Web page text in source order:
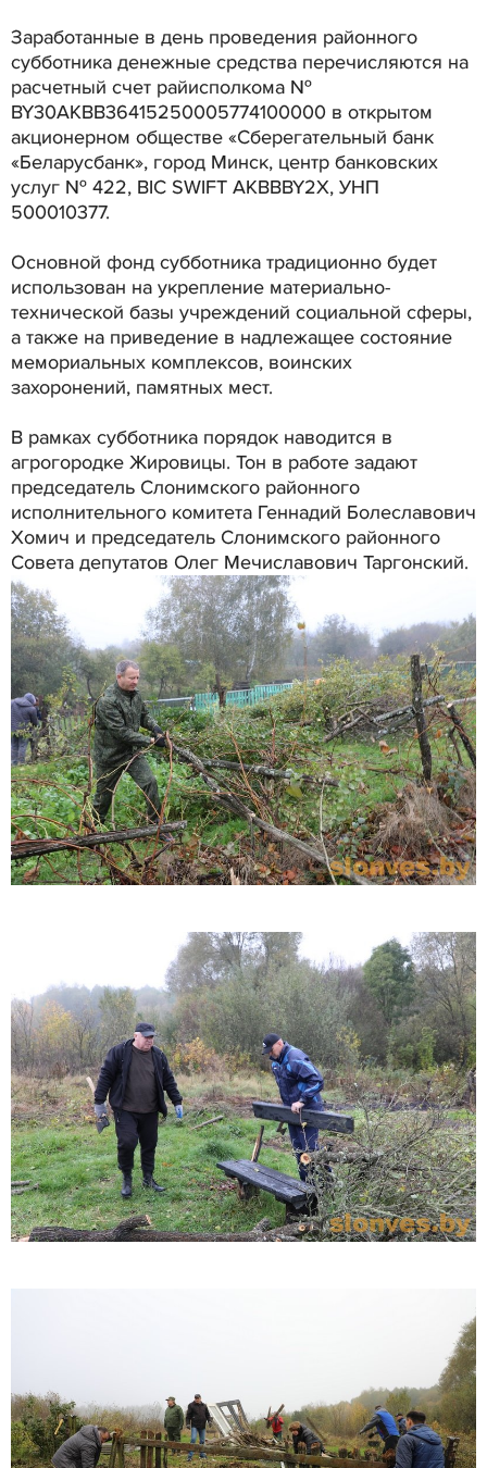
Заработанные в день проведения районного
субботника денежные средства перечисляются на
расчетный счет райисполкома №
BY30AKBB36415250005774100000 в открытом
акционерном обществе «Сберегательный банк
«Беларусбанк», город Минск, центр банковских
услуг № 422, BIC SWIFT AKBBBY2Х, УНП
500010377.
Основной фонд субботника традиционно будет
использован на укрепление материально-
технической базы учреждений социальной сферы,
а также на приведение в надлежащее состояние
мемориальных комплексов, воинских
захоронений, памятных мест.
В рамках субботника порядок наводится в
агрогородке Жировицы. Тон в работе задают
председатель Слонимского районного
исполнительного комитета Геннадий Болеславович
Хомич и председатель Слонимского районного
Совета депутатов Олег Мечиславович Таргонский.